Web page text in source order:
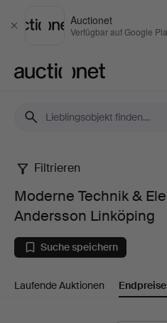
Schließen
Auctionet
Verfügbar auf Google
Moderne
Technik
&
Elektronik
Filtrieren
Moderne Technik &
Andersson Linköping
Suche speichern
Laufende Auktionen Endpreise